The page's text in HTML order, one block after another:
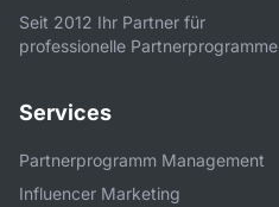
Seit 2012 Ihr Partner für
professionelle Partnerprogramme
Services
Partnerprogramm Management
Influencer Marketing